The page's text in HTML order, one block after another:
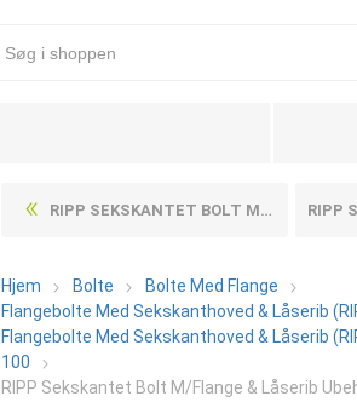
RIPP SEKSKANTET BOLT M/FLANGE & LÅSERIB UBEHANDLET HÆRDET STÅL KL. 100 M12X50 (100 STK) RIPP SEKSKANTET
Hjem Bolte
Bolte Med Flange
Flangebolte Med Sekskanthoved & Låserib
Flangebolte Med Sekskanthoved & Låserib
100
RIPP Sekskantet Bolt M/Flange & Låserib